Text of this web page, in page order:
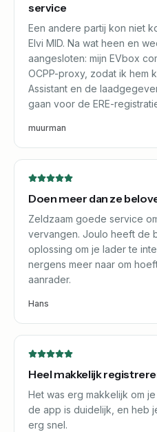
service
Een andere partij kon niet
Elvi MID. Na wat heen en
aangesloten: mijn EVbox
OCPP-proxy, zodat ik hem
Assistant en de
gaan voor de ERE-
muurman
Doen meer dan ze
Zeldzaam goede service
vervangen. Joulo heeft de
oplossing om je lader te
nergens meer naar om
aanrader.
Hans
Heel makkelijk
Het was erg makkelijk om
de app is duidelijk, en heb
erg snel.